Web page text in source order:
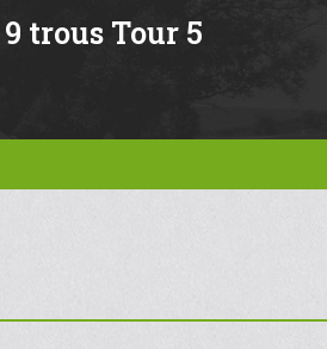
trous Tour 5